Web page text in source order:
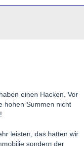
einen Hacken. Vor
hohen Summen nicht
leisten, das hatten wir
sondern der